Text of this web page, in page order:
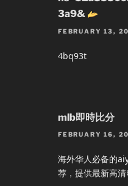
3a9&
FEBRUARY 13,
4bq93t
mlb即時比分
FEBRUARY 16,
海外华人必备的
荐，提供最新高清